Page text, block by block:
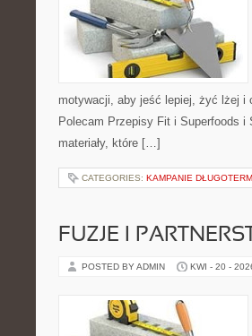
motywacji, aby jeść lepiej, żyć lżej i
Polecam Przepisy Fit i Superfoods i
materiały, które […]
CATEGORIES: KAMPANIE
FUZJE I
POSTED BY ADMIN KWI - 20 -